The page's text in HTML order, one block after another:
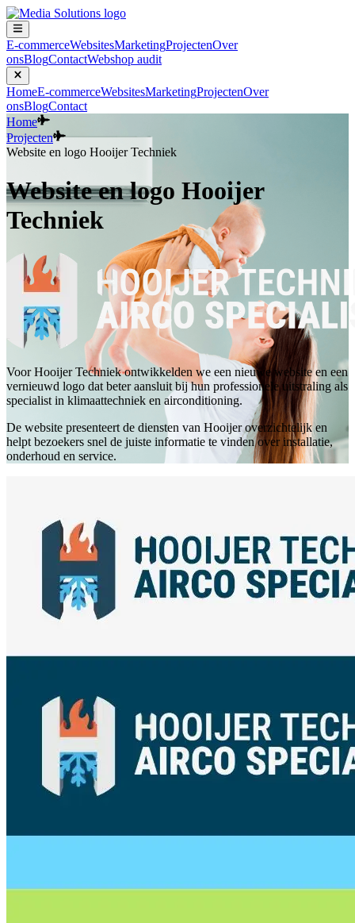
E-commerceWebsitesMarketingProjectenOver
onsBlogContactWebshop audit
HomeE-commerceWebsitesMarketingProjectenOver
onsBlogContact
Home
Projecten
Website en logo Hooijer Techniek
Website en logo Hooijer
Techniek
Voor Hooijer Techniek ontwikkelden we een nieuwe website en een
vernieuwd logo dat beter aansluit bij hun professionele uitstraling als
specialist in klimaattechniek en airconditioning.
De website presenteert de diensten van Hooijer overzichtelijk en
helpt bezoekers snel de juiste informatie te vinden over installatie,
onderhoud en service.